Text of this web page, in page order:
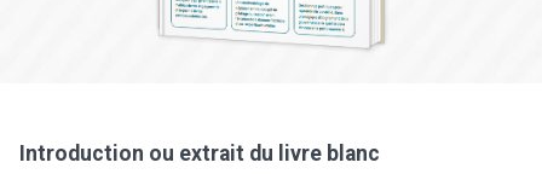
Introduction ou extrait du livre blanc